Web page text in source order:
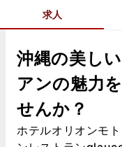
求人
沖縄の美し
アンの魅力
せんか？
ホテルオリオンモ